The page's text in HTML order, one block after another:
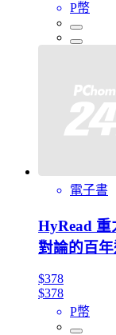
P幣
電子書
HyRead 重
對論的百
$378
$378
P幣